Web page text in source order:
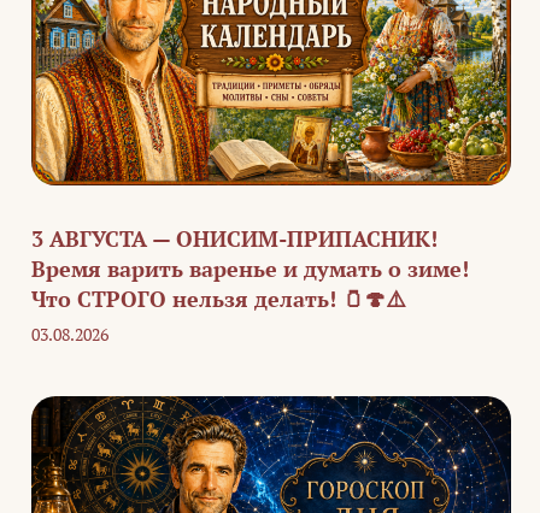
3 АВГУСТА — ОНИСИМ-ПРИПАСНИК!
Время варить варенье и думать о зиме!
Что СТРОГО нельзя делать! 🫙🍄⚠️
03.08.2026